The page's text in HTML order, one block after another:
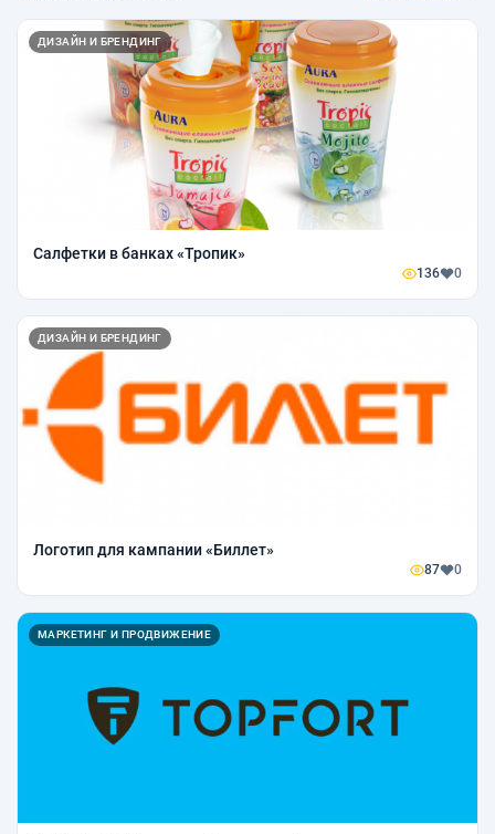
ДИЗАЙН И БРЕНДИНГ
Салфетки в банках «Тропик»
136 0
ДИЗАЙН И БРЕНДИНГ
Логотип для кампании «Биллет»
87 0
МАРКЕТИНГ И ПРОДВИЖЕНИЕ